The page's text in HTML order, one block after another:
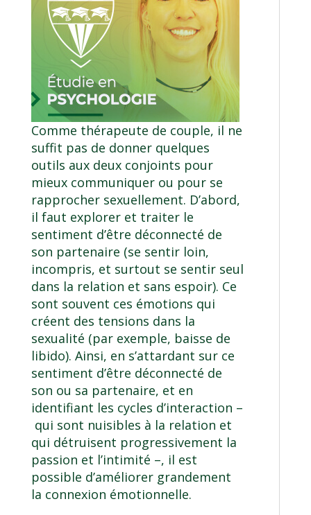
Comme thérapeute de couple, il ne
suffit pas de donner quelques
outils aux deux conjoints pour
mieux communiquer ou pour se
rapprocher sexuellement. D’abord,
il faut explorer et traiter le
sentiment d’être déconnecté de
son partenaire (se sentir loin,
incompris, et surtout se sentir seul
dans la relation et sans espoir). Ce
sont souvent ces émotions qui
créent des tensions dans la
sexualité (par exemple, baisse de
libido). Ainsi, en s’attardant sur ce
sentiment d’être déconnecté de
son ou sa partenaire, et en
identifiant les cycles d’interaction –
qui sont nuisibles à la relation et
qui détruisent progressivement la
passion et l’intimité –, il est
possible d’améliorer grandement
la connexion émotionnelle.